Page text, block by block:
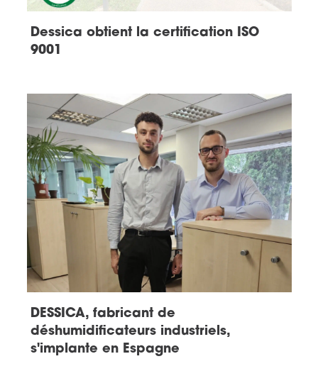
Dessica obtient la certification ISO
9001
DESSICA, fabricant de
déshumidificateurs industriels,
s'implante en Espagne